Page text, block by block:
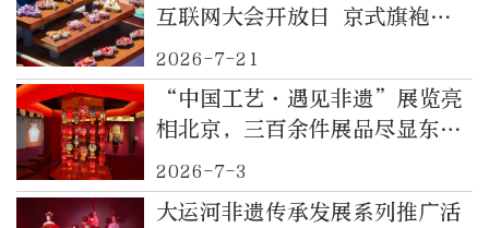
互联网大会开放日 京式旗袍技
艺绽放数字文化舞台
2026-7-21
“中国工艺·遇见非遗”展览亮
相北京，三百余件展品尽显东方
造物之美
2026-7-3
大运河非遗传承发展系列推广活